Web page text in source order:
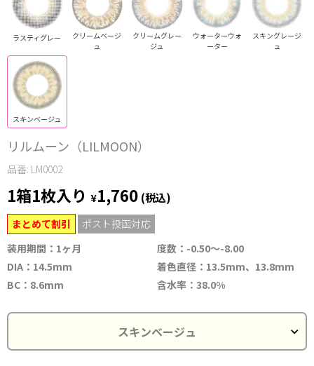
ラスティグレー
クリームベージ
ュ
クリームグレー
ジュ
ウォーターウォ
ーター
スキングレージ
ュ
スキンベージュ
リルムーン（LILMOON）
品番: LM0002
1箱1枚入り ¥1,760 (税込)
まとめて割引
ポスト投函対応
装用期間：1ヶ月
度数：-0.50～-8.00
DIA：14.5mm
着色直径：13.5mm、13.8mm
BC：8.6mm
含水率：38.0%